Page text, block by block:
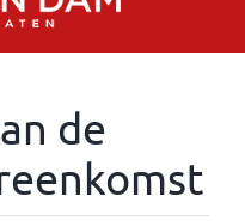
de